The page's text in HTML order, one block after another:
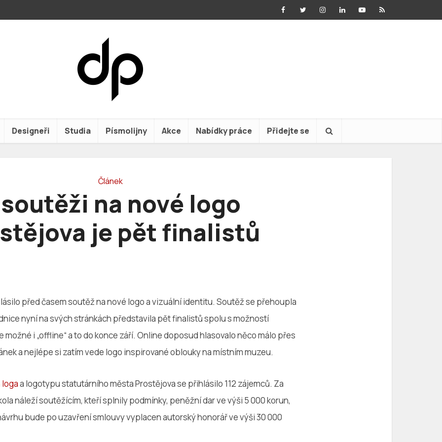
Designeři Studia Písmolijny Akce Nabídky práce Přidejte se
Článek
na nové logo
je pět finalistů
před časem soutěž na nové logo a vizuální identitu. Soutěž se přehoupla
nyní na svých stránkách představila pět finalistů spolu s možností
možné i „offline“ a to do konce září. Online doposud hlasovalo něco málo přes
a nejlépe si zatím vede logo inspirované oblouky na místním muzeu.
a logotypu statutárního města Prostějova se přihlásilo 112 zájemců. Za
náleží soutěžícím, kteří splnily podmínky, peněžní dar ve výši 5 000 korun,
bude po uzavření smlouvy vyplacen autorský honorář ve výši 30 000